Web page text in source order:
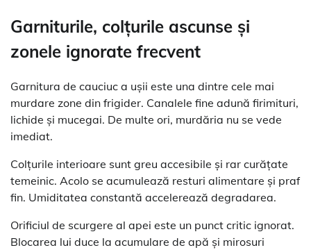
Garniturile, colțurile ascunse și
zonele ignorate frecvent
Garnitura de cauciuc a ușii este una dintre cele mai
murdare zone din frigider. Canalele fine adună firimituri,
lichide și mucegai. De multe ori, murdăria nu se vede
imediat.
Colțurile interioare sunt greu accesibile și rar curățate
temeinic. Acolo se acumulează resturi alimentare și praf
fin. Umiditatea constantă accelerează degradarea.
Orificiul de scurgere al apei este un punct critic ignorat.
Blocarea lui duce la acumulare de apă și mirosuri